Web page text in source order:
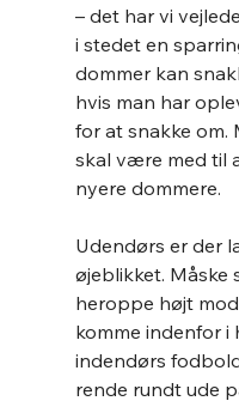
– det har vi
i stedet en
dommer kan
hvis man har
for at snakke om.
skal være med til
nyere dommere.
Udendørs er der
øjeblikket. Måske
heroppe højt
komme indenfor i
indendørs
rende rundt ude